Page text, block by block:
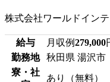
株式会社ワールドイン
給与 月収例279,000
勤務地
秋田県 湯沢市
寮・社
あり（無料）